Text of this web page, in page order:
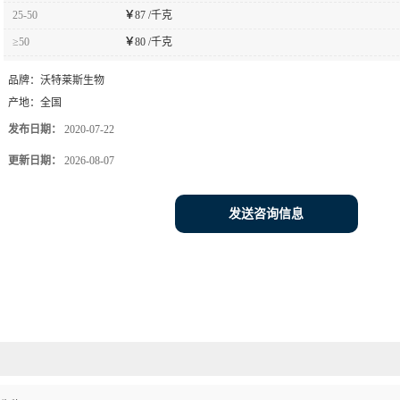
25-50 ￥87 /千克
≥50 ￥80 /千克
品牌： 沃特莱斯生物
产地： 全国
发布日期： 2020-07-22
更新日期： 2026-08-07
发送咨询信息